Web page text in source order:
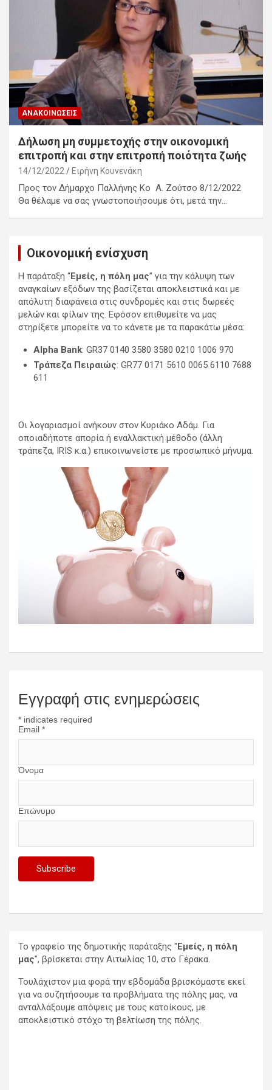
ΑΝΑΚΟΙΝΏΣΕΙΣ
Δήλωση μη συμμετοχής στην οικονομική
επιτροπή και στην επιτροπή ποιότητα ζωής
14/12/2022 Ειρήνη Κουνενάκη
Προς τον Δήμαρχο Παλλήνης Κο Α. Ζούτσο 8/12/2022
Θα θέλαμε να σας γνωστοποιήσουμε ότι, μετά την…
Οικονομική ενίσχυση
Η παράταξη “Εμείς, η πόλη μας” για την κάλυψη των
αναγκαίων εξόδων της βασίζεται αποκλειστικά και με
απόλυτη διαφάνεια στις συνδρομές και στις δωρεές
μελών και φίλων της. Εφόσον επιθυμείτε να μας
στηρίξετε μπορείτε να το κάνετε με τα παρακάτω μέσα:
Alpha Bank: GR37 0140 3580 3580 0210 1006 970
Τράπεζα Πειραιώς: GR77 0171 5610 0065 6110 7688
611
Οι λογαριασμοί ανήκουν στον Κυριάκο Αδάμ. Για
οποιαδήποτε απορία ή εναλλακτική μέθοδο (άλλη
τράπεζα, IRIS κ.α.) επικοινωνείστε με προσωπικό μήνυμα.
Εγγραφή στις ενημερώσεις
* indicates required
Email *
Όνομα
Επώνυμο
Το γραφείο της δημοτικής παράταξης " Εμείς, η πόλη
μας", βρίσκεται στην Αιτωλίας 10, στο Γέρακα.
Τουλάχιστον μια φορά την εβδομάδα βρισκόμαστε εκεί
για να συζητήσουμε τα προβλήματα της πόλης μας, να
ανταλλάξουμε απόψεις με τους κατοίκους, με
αποκλειστικό στόχο τη βελτίωση της πόλης.